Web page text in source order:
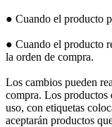
● Cuando el producto
● Cuando el producto
la orden de compra.
Los cambios pueden
compra. Los productos
uso, con etiquetas
aceptarán productos